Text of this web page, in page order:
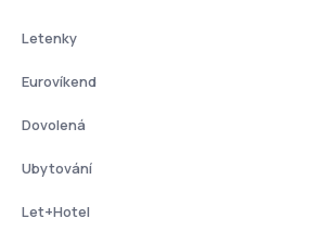
Letenky
Eurovíkend
Dovolená
Ubytování
Let+Hotel